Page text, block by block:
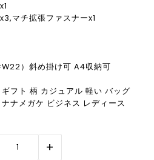
マチ拡張ファスナーx1
）斜め掛け可 A4収納可
フト 柄 カジュアル 軽い バッグ
ナメガケ ビジネス レディース
+